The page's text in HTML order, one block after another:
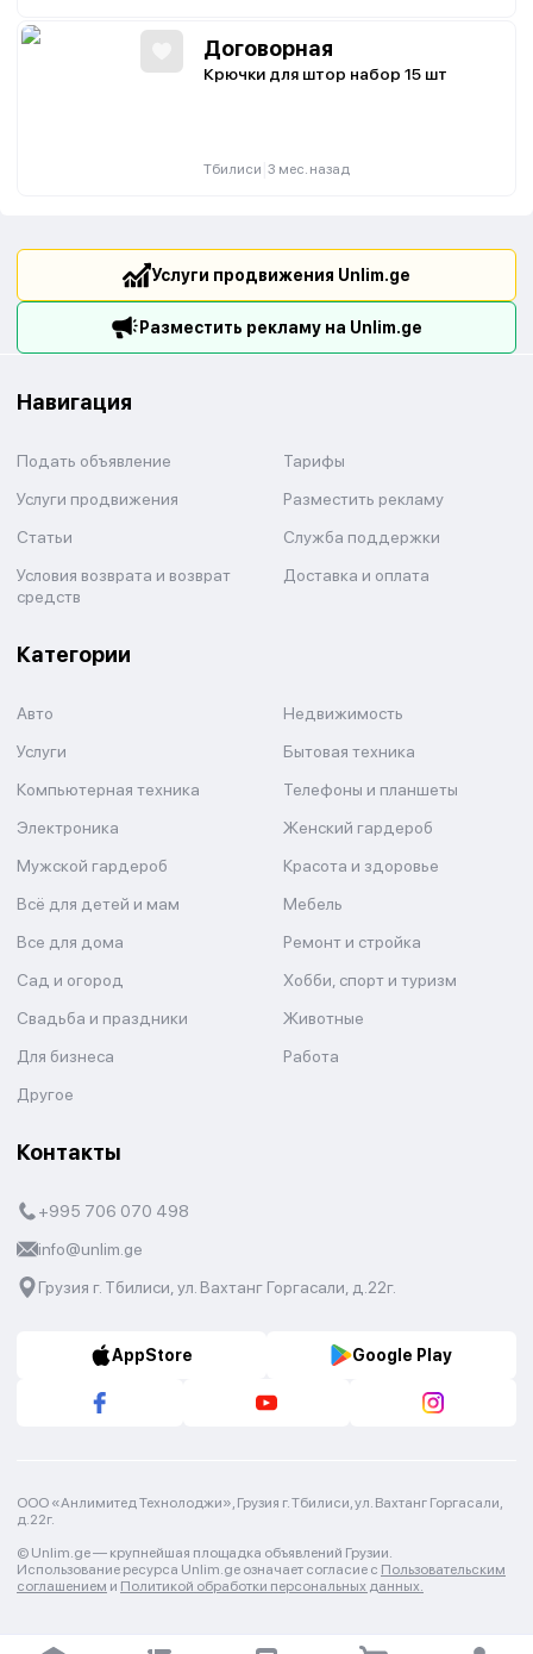
Договорная
Крючки для штор набор 15 шт
Тбилиси 3 мес. назад
Услуги продвижения Unlim.ge
Разместить рекламу на Unlim.ge
Навигация
Подать объявление
Тарифы
Услуги продвижения
Разместить рекламу
Статьи
Служба поддержки
Условия возврата и возврат
средств
Доставка и оплата
Категории
Авто
Недвижимость
Услуги
Бытовая техника
Компьютерная техника
Телефоны и планшеты
Электроника
Женский гардероб
Мужской гардероб
Красота и здоровье
Всё для детей и мам
Мебель
Все для дома
Ремонт и стройка
Сад и огород
Хобби, спорт и туризм
Свадьба и праздники
Животные
Для бизнеса
Работа
Другое
Контакты
+995 706 070 498
info@unlim.ge
Грузия г. Тбилиси, ул. Вахтанг Горгасали, д.22г.
AppStore Google Play
ООО «Анлимитед Технолоджи», Грузия г. Тбилиси, ул. Вахтанг Горгасали,
д.22г.
© Unlim.ge — крупнейшая площадка объявлений Грузии.
Использование ресурса Unlim.ge означает согласие с Пользовательским
соглашением и Политикой обработки персональных данных.